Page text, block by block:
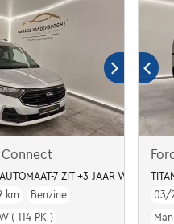
Connect
7 ZIT +3 JAAR WAARBORG
km
Benzine
( 114 PK )
03/